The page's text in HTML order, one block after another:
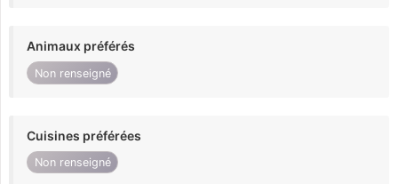
Animaux préférés
Non renseigné
Cuisines préférées
Non renseigné